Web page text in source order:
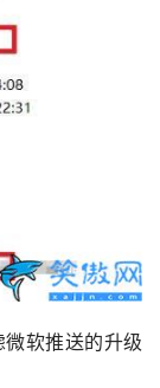
软推送的升级